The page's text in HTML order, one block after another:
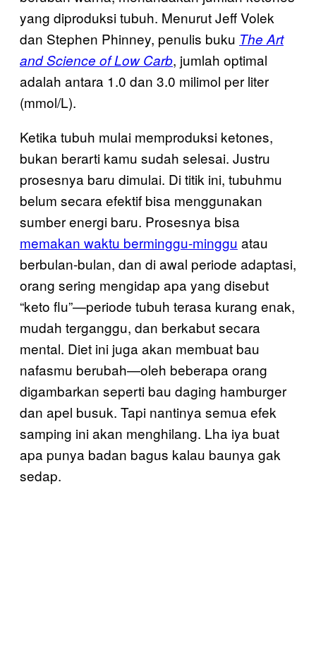
yang diproduksi tubuh. Menurut Jeff Volek
dan Stephen Phinney, penulis buku The Art
and Science of Low Carb, jumlah optimal
adalah antara 1.0 dan 3.0 milimol per liter
(mmol/L).
Ketika tubuh mulai memproduksi ketones,
bukan berarti kamu sudah selesai. Justru
prosesnya baru dimulai. Di titik ini, tubuhmu
belum secara efektif bisa menggunakan
sumber energi baru. Prosesnya bisa
memakan waktu berminggu-minggu atau
berbulan-bulan, dan di awal periode adaptasi,
orang sering mengidap apa yang disebut
“keto flu”—periode tubuh terasa kurang enak,
mudah terganggu, dan berkabut secara
mental. Diet ini juga akan membuat bau
nafasmu berubah—oleh beberapa orang
digambarkan seperti bau daging hamburger
dan apel busuk. Tapi nantinya semua efek
samping ini akan menghilang. Lha iya buat
apa punya badan bagus kalau baunya gak
sedap.